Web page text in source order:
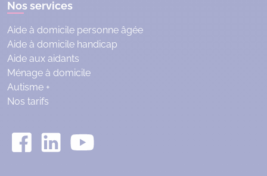
Nos services
Aide à domicile personne âgée
Aide à domicile handicap
Aide aux aidants
Ménage à domicile
Autisme +
Nos tarifs